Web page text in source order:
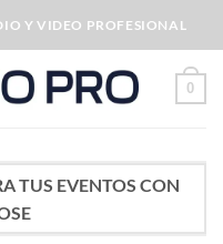
Y VIDEO PROFESIONAL
0
TUS EVENTOS CON